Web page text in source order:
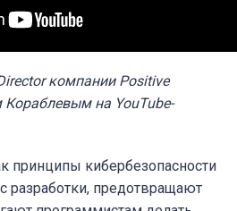
компании Positive
Кораблевым на YouTube-
принципы кибербезопасности
разработки, предотвращают